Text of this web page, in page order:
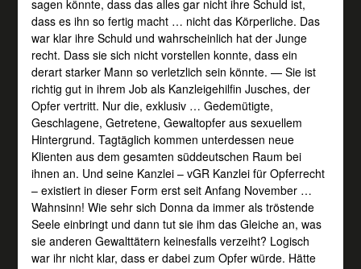
sagen könnte, dass das alles gar nicht ihre Schuld ist,
dass es ihn so fertig macht … nicht das Körperliche. Das
war klar ihre Schuld und wahrscheinlich hat der Junge
recht. Dass sie sich nicht vorstellen konnte, dass ein
derart starker Mann so verletzlich sein könnte. — Sie ist
richtig gut in ihrem Job als Kanzleigehilfin Jusches, der
Opfer vertritt. Nur die, exklusiv … Gedemütigte,
Geschlagene, Getretene, Gewaltopfer aus sexuellem
Hintergrund. Tagtäglich kommen unterdessen neue
Klienten aus dem gesamten süddeutschen Raum bei
ihnen an. Und seine Kanzlei – vGR Kanzlei für Opferrecht
– existiert in dieser Form erst seit Anfang November …
Wahnsinn! Wie sehr sich Donna da immer als tröstende
Seele einbringt und dann tut sie ihm das Gleiche an, was
sie anderen Gewalttätern keinesfalls verzeiht? Logisch
war ihr nicht klar, dass er dabei zum Opfer würde. Hätte